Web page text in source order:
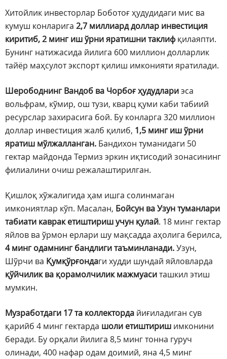
Хитойлик инвесторлар Боботоғ ҳудудидаги мис ва
кумуш конларига 2,7 миллиард доллар инвестиция
киритиб, 2 минг иш ўрни яратишни таклифқилаяпти.
Бунинг натижасида йилига 600 миллион долларлик
тайёр маҳсулот экспорт қилиш имконияти яратилади.
Шерободнинг Вандоб ва Чорбоғ ҳудудлариэса
вольфрам, кўмир, ош тузи, кварц қуми каби табиий
ресурслар захирасига бой. Бу конларга 320 миллион
доллар инвестиция жалб қилиб, 1,5 минг иш ўрни
яратиш мўлжалланган. Бандихон туманидаги 50
гектар майдонда Термиз эркин иқтисодий зонасининг
филиалини очиш режалаштирилган.
Қишлоқ хўжалигида ҳам ишга солинмаган
имкониятлар кўп. Масалан, Бойсун ва Узун туманлари
табиати каврак етиштириш учун қулай. 18 минг гектар
яйлов ва ўрмон ерлари шу мақсадда аҳолига берилса,
4 минг одамнинг бандлиги таъминланади.Узун,
Шўрчи ва Қумқўрғондаги худди шундай яйловларда
қўйчилик ва қорамолчилик мажмуаситашкил этиш
мумкин.
Музработдаги 17 та коллекторда йиғиладиган сув
қарийб 4 минг гектарда шоли етиштириш имконини
беради. Бу орқали йилига 8,5 минг тонна гуруч
олинади, 400 нафар одам доимий, яна 4,5 минг